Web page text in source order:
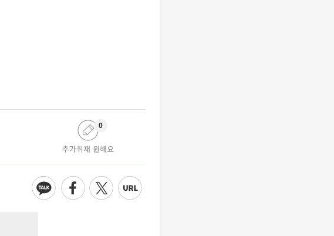
추가취재 원해요
0